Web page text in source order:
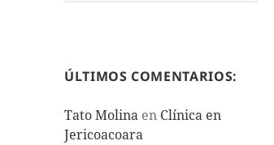
ÚLTIMOS COMENTARIOS:
Tato Molina en Clínica en
Jericoacoara